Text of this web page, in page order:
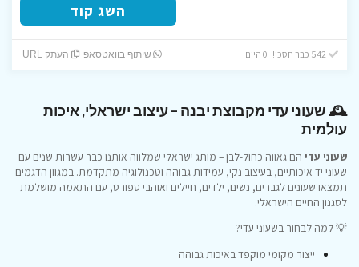
השג קוד
שיתוף בוואטסאפ העתק URL
🕰️ שעוני עדי מקבוצת יבנה – עיצוב ישראלי, איכות
עולמית
שעוני עדי הם גאווה כחול-לבן – מותג ישראלי שמלווה אותנו כבר עשרות שנים עם
שעוני יד איכותיים, בעיצוב נקי, עמידות גבוהה וטכנולוגיה מתקדמת. במגוון הדגמים
תמצאו שעונים לגברים, נשים, ילדים, חיילים ואוהבי ספורט, עם התאמה מושלמת
לסגנון החיים הישראלי.
💡 למה לבחור בשעוני עדי?
ייצור מקומי מוקפד באיכות גבוהה